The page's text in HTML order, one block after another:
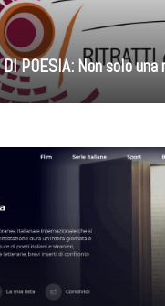
POESIA: Non solo una